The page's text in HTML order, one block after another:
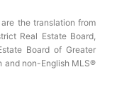
the translation from
Real Estate Board,
Board of Greater
and non-English MLS®